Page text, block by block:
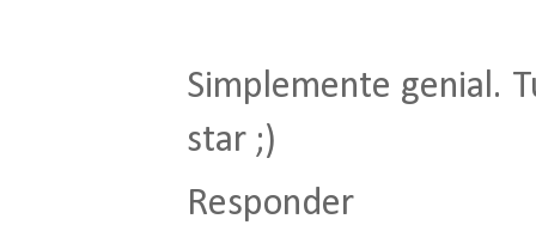
Simplemente genial.
star ;)
Responder